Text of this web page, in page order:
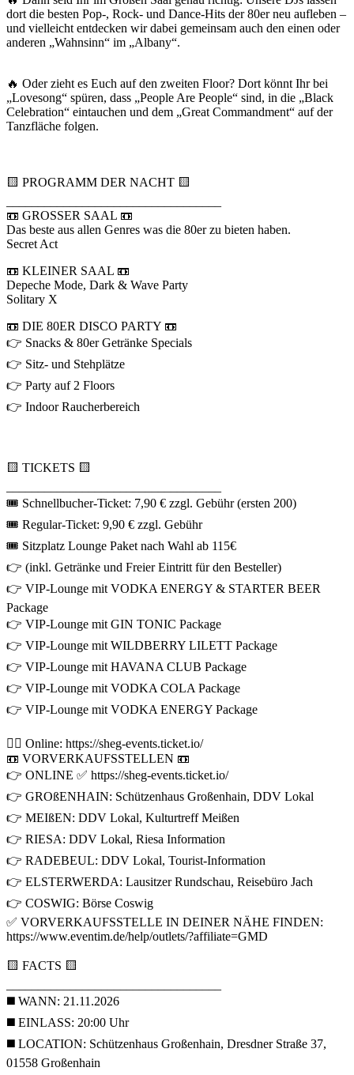
dort die besten Pop-, Rock- und Dance-Hits der 80er neu aufleben –
und vielleicht entdecken wir dabei gemeinsam auch den einen oder
anderen „Wahnsinn“ im „Albany“.
🔥 Oder zieht es Euch auf den zweiten Floor? Dort könnt Ihr bei
„Lovesong“ spüren, dass „People Are People“ sind, in die „Black
Celebration“ eintauchen und dem „Great Commandment“ auf der
Tanzfläche folgen.
🟨 PROGRAMM DER NACHT 🟨
📼 GROSSER SAAL 📼
Das beste aus allen Genres was die 80er zu bieten haben.
Secret Act
📼 KLEINER SAAL 📼
Depeche Mode, Dark & Wave Party
Solitary X
📼 DIE 80ER DISCO PARTY 📼
👉 Snacks & 80er Getränke Specials
👉 Sitz- und Stehplätze
👉 Party auf 2 Floors
👉 Indoor Raucherbereich
🟨 TICKETS 🟨
🎟 Schnellbucher-Ticket: 7,90 € zzgl. Gebühr (ersten 200)
🎟 Regular-Ticket: 9,90 € zzgl. Gebühr
🎟 Sitzplatz Lounge Paket nach Wahl ab 115€
👉 (inkl. Getränke und Freier Eintritt für den Besteller)
👉 VIP-Lounge mit VODKA ENERGY & STARTER BEER
Package
👉 VIP-Lounge mit GIN TONIC Package
👉 VIP-Lounge mit WILDBERRY LILETT Package
👉 VIP-Lounge mit HAVANA CLUB Package
👉 VIP-Lounge mit VODKA COLA Package
👉 VIP-Lounge mit VODKA ENERGY Package
👉🏼 Online: https://sheg-events.ticket.io/
📼 VORVERKAUFSSTELLEN 📼
👉 ONLINE ✅ https://sheg-events.ticket.io/
👉 GROßENHAIN: Schützenhaus Großenhain, DDV Lokal
👉 MEIßEN: DDV Lokal, Kulturtreff Meißen
👉 RIESA: DDV Lokal, Riesa Information
👉 RADEBEUL: DDV Lokal, Tourist-Information
👉 ELSTERWERDA: Lausitzer Rundschau, Reisebüro Jach
👉 COSWIG: Börse Coswig
✅ VORVERKAUFSSTELLE IN DEINER NÄHE FINDEN:
https://www.eventim.de/help/outlets/?affiliate=GMD
🟨 FACTS 🟨
◼️ WANN: 21.11.2026
◼️ EINLASS: 20:00 Uhr
◼️ LOCATION: Schützenhaus Großenhain, Dresdner Straße 37,
01558 Großenhain